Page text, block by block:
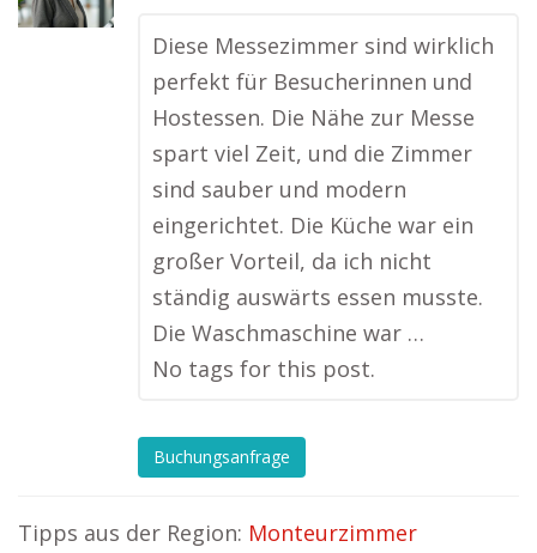
Diese Messezimmer sind wirklich
perfekt für Besucherinnen und
Hostessen. Die Nähe zur Messe
spart viel Zeit, und die Zimmer
sind sauber und modern
eingerichtet. Die Küche war ein
großer Vorteil, da ich nicht
ständig auswärts essen musste.
Die Waschmaschine war …
No tags for this post.
Buchungsanfrage
Tipps aus der Region: Monteurzimmer